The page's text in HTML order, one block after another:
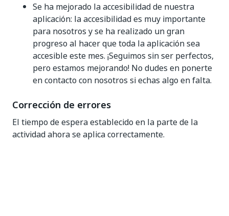
Se ha mejorado la accesibilidad de nuestra
aplicación: la accesibilidad es muy importante
para nosotros y se ha realizado un gran
progreso al hacer que toda la aplicación sea
accesible este mes. ¡Seguimos sin ser perfectos,
pero estamos mejorando! No dudes en ponerte
en contacto con nosotros si echas algo en falta.
Corrección de errores
El tiempo de espera establecido en la parte de la
actividad ahora se aplica correctamente.